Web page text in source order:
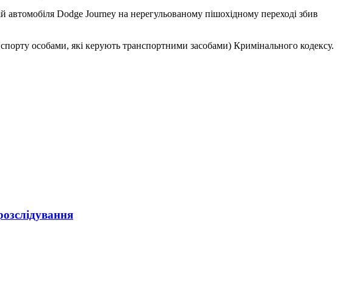
Dodge Journey на нерегульованому пішохідному переході збив
особами, які керують транспортними засобами) Кримінального кодексу.